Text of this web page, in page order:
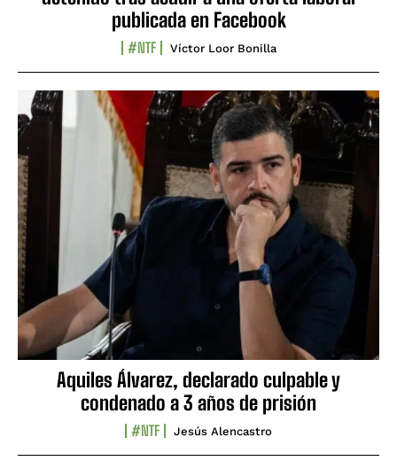
publicada en Facebook
#NTF Víctor Loor Bonilla
Aquiles Álvarez, declarado culpable y
condenado a 3 años de prisión
#NTF Jesús Alencastro